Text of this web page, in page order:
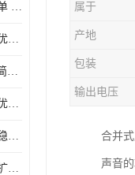
重庆定压广播功放 结构简单 传输距离远
佛山合并式广播功放 音质优美清晰 输出电压大 电流小
抚州IP网络定压功放 结构简单 多应用于公共场合
宝鸡合并式广播功放 音质优美清晰 维护方便
黑龙江定压广播功放 性能稳定 无限扩容
保定合并式广播功放 无限扩容 设计结构简单
属于
产地
包装
输出电压
合并
声音